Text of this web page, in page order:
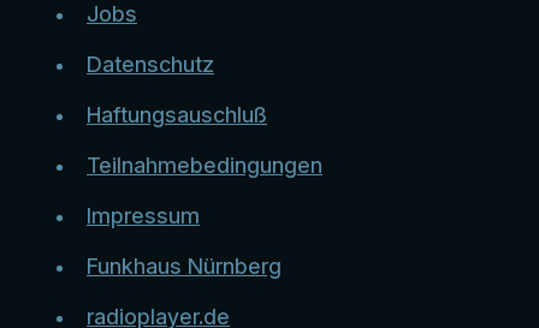
Jobs
Datenschutz
Haftungsauschluß
Teilnahmebedingungen
Impressum
Funkhaus Nürnberg
radioplayer.de